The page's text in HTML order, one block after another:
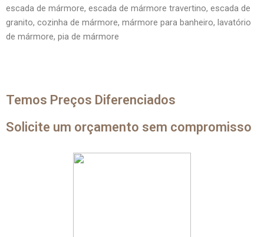
escada de mármore, escada de mármore travertino, escada de
granito, cozinha de mármore, mármore para banheiro, lavatório
de mármore, pia de mármore
Temos Preços Diferenciados
Solicite um orçamento sem compromisso